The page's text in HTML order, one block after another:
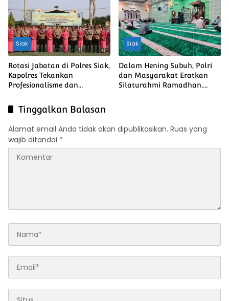
Siak
Rotasi Jabatan di Polres Siak,
Kapolres Tekankan
Profesionalisme dan
Siak
Dalam Hening Subuh, Polri
dan Masyarakat Eratkan
Silaturahmi Ramadhan.
Tinggalkan Balasan
Alamat email Anda tidak akan dipublikasikan. Ruas yang
wajib ditandai *